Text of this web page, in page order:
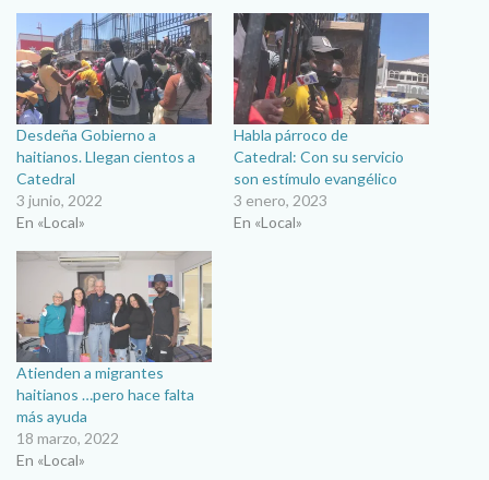
Desdeña Gobierno a
haitianos. Llegan cientos a
Catedral
3 junio, 2022
En «Local»
Habla párroco de
Catedral: Con su servicio
son estímulo evangélico
3 enero, 2023
En «Local»
Atienden a migrantes
haitianos …pero hace falta
más ayuda
18 marzo, 2022
En «Local»